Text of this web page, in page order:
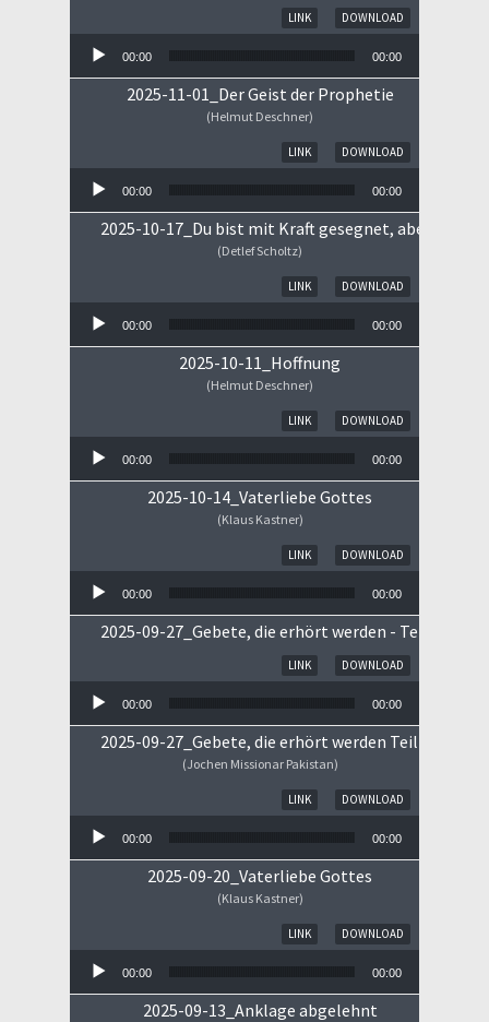
DOWNLOAD
LINK
00:00 00:00
2025-11-01_Der Geist der Prophetie
(Helmut Deschner)
DOWNLOAD
LINK
00:00 00:00
2025-10-17_Du bist mit Kraft gesegnet, aber ...
(Detlef Scholtz)
DOWNLOAD
LINK
00:00 00:00
2025-10-11_Hoffnung
(Helmut Deschner)
DOWNLOAD
LINK
00:00 00:00
2025-10-14_Vaterliebe Gottes
(Klaus Kastner)
DOWNLOAD
LINK
00:00 00:00
2025-09-27_Gebete, die erhört werden - Teil II
DOWNLOAD
LINK
00:00 00:00
2025-09-27_Gebete, die erhört werden Teil I
(Jochen Missionar Pakistan)
DOWNLOAD
LINK
00:00 00:00
2025-09-20_Vaterliebe Gottes
(Klaus Kastner)
DOWNLOAD
LINK
00:00 00:00
2025-09-13_Anklage abgelehnt